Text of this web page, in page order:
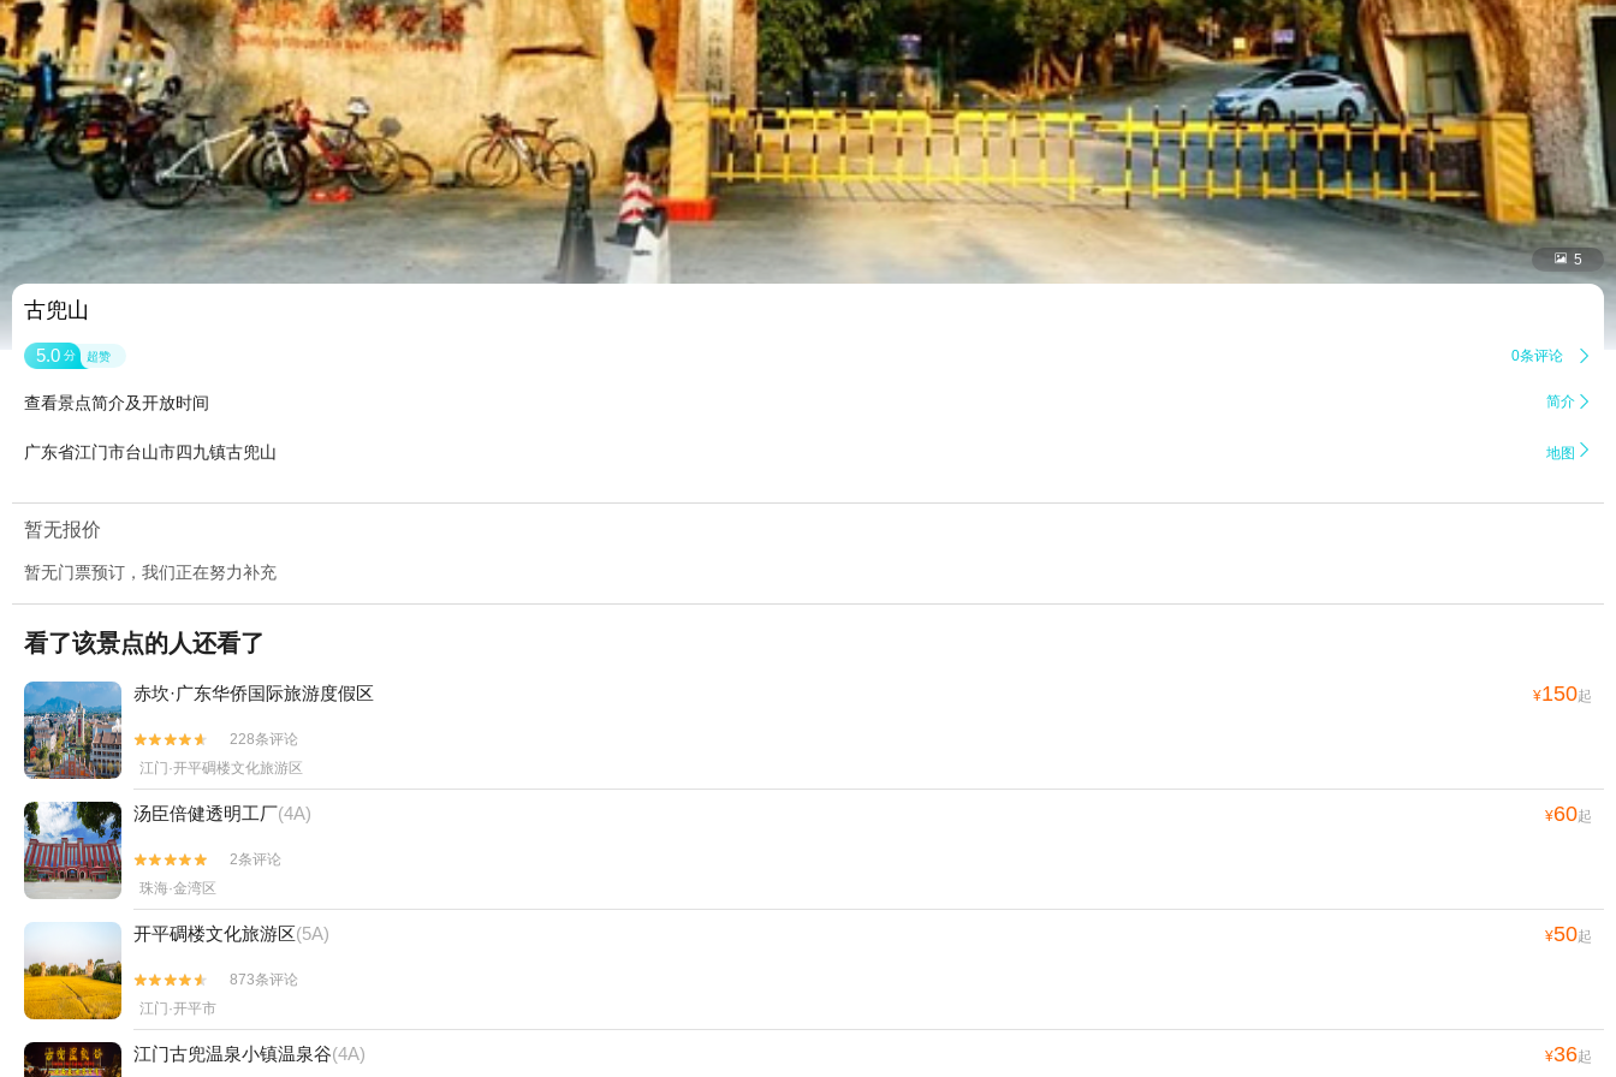
 5
古兜山
5.0 分 超赞 0条评论 
查看景点简介及开放时间 简介 
广东省江门市台山市四九镇古兜山 地图 
暂无报价
暂无门票预订，我们正在努力补充
看了该景点的人还看了
赤坎·广东华侨国际旅游度假区 ¥150起


228条评论
江门·开平碉楼文化旅游区
汤臣倍健透明工厂(4A) ¥60起


2条评论
珠海·金湾区
开平碉楼文化旅游区(5A) ¥50起


873条评论
江门·开平市
江门古兜温泉小镇温泉谷(4A) ¥36起